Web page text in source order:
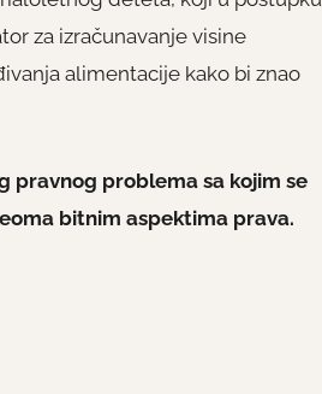
za izračunavanje visine
alimentacije kako bi znao
pravnog problema sa kojim se
bitnim aspektima prava.